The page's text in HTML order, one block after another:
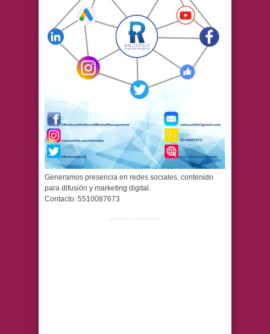
Generamos presencia en redes sociales, contenido
para difusión y marketing digital.
Contacto: 5510087673
ADVERTISEMENT